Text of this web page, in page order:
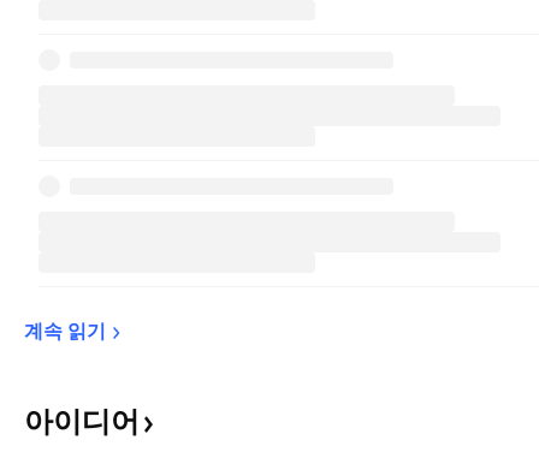
계속 읽기
아이디어